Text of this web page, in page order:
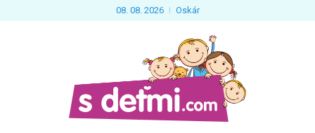
08. 08. 2026 Oskár